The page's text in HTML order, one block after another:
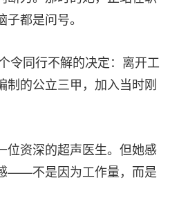
都是问号。
令同行不解的决定：离开工
制的公立三甲，加入当时刚
位资深的超声医生。但她感
——不是因为工作量，而是